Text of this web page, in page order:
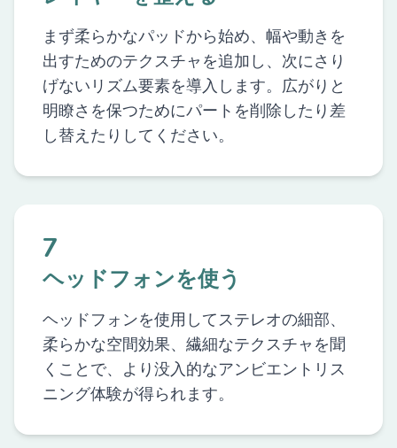
まず柔らかなパッドから始め、幅や動きを
出すためのテクスチャを追加し、次にさり
げないリズム要素を導入します。広がりと
明瞭さを保つためにパートを削除したり差
し替えたりしてください。
7
ヘッドフォンを使う
ヘッドフォンを使用してステレオの細部、
柔らかな空間効果、繊細なテクスチャを聞
くことで、より没入的なアンビエントリス
ニング体験が得られます。